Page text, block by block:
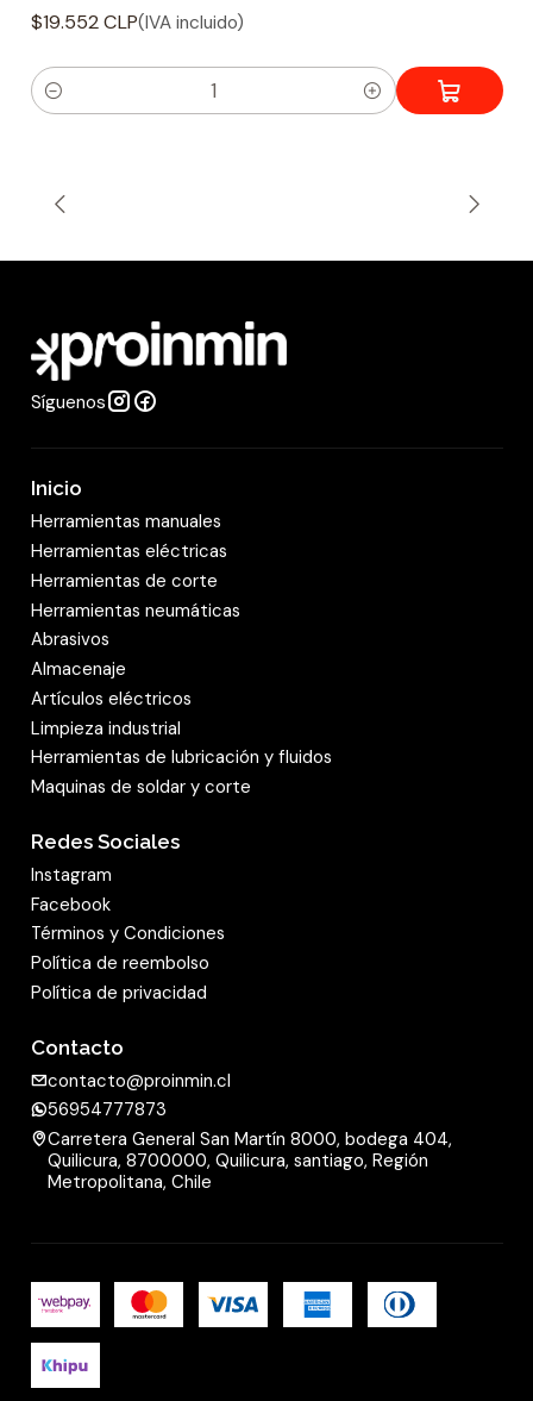
$19.552 CLP(IVA incluido)
C
d
Síguenos
Inicio
Herramientas manuales
Herramientas eléctricas
Herramientas de corte
Herramientas neumáticas
Abrasivos
Almacenaje
Artículos eléctricos
Limpieza industrial
Herramientas de lubricación y fluidos
Maquinas de soldar y corte
Redes Sociales
Instagram
Facebook
Términos y Condiciones
Política de reembolso
Política de privacidad
Contacto
contacto@proinmin.cl
56954777873
Carretera General San Martín 8000, bodega 404,
Quilicura, 8700000, Quilicura, santiago, Región
Metropolitana, Chile